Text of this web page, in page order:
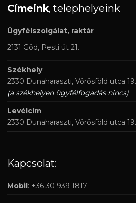
Címeink, telephelyeink
Ügyfélszolgálat, raktár
2131 Göd, Pesti út 21.
Székhely
2330 Dunaharaszti, Vörösföld utca 19.
(a székhelyen ügyfélfogadás nincs)
Levélcím
2330 Dunaharaszti, Vörösföld utca 19.
Kapcsolat:
Mobil: +36 30 939 1817